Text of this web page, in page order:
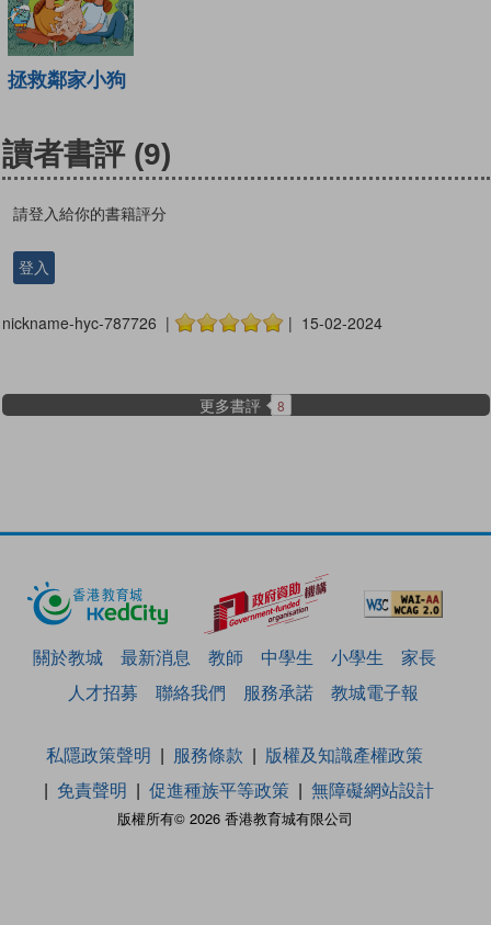
拯救鄰家小狗
讀者書評 (9)
請登入給你的書籍評分
登入
nickname-hyc-787726 | | 15-02-2024
更多書評 8
關於教城 最新消息 教師 中學生 小學生
家長
人才招募
聯絡我們 服務承諾 教城電子報
版權所有© 2026 香港教育城有限公司
私隱政策聲明 服務條款
版權及知識產權政策
免責聲明
促進種族平等政策 無障礙網站設計